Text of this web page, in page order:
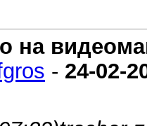
на
- 24-02-